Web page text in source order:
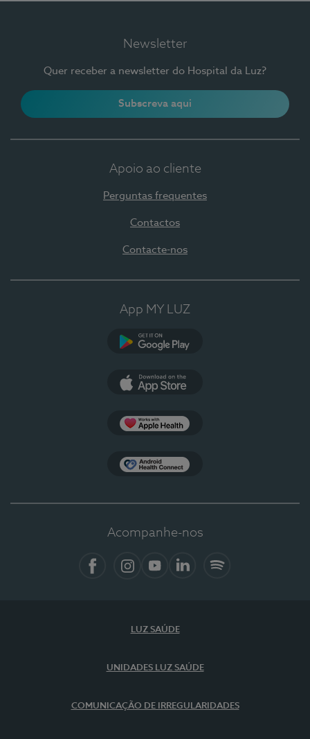
Newsletter
Quer receber a newsletter do Hospital da Luz?
Subscreva aqui
Apoio ao cliente
Perguntas frequentes
Contactos
Contacte-nos
App MY LUZ
Acompanhe-nos
LUZ SAÚDE
UNIDADES LUZ SAÚDE
COMUNICAÇÃO DE IRREGULARIDADES